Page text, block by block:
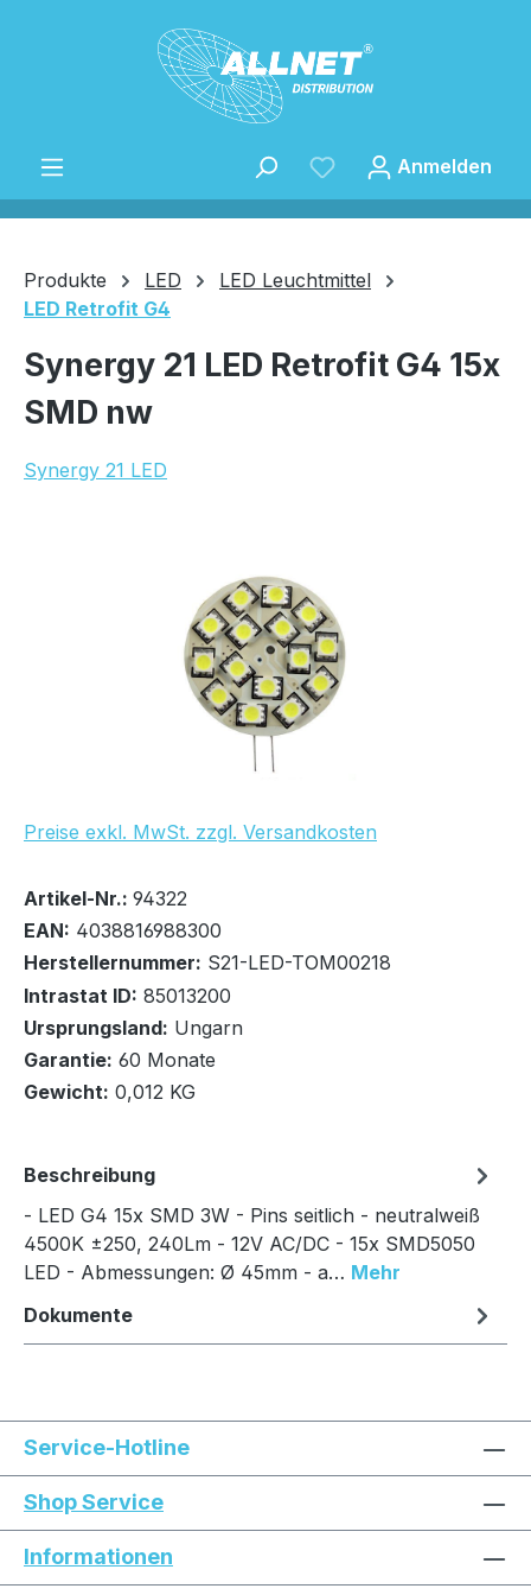
Zum Hauptinhalt springen
Speichern
Anmelden
Produkte LED
LED Leuchtmittel
LED Retrofit G4
Synergy 21 LED Retrofit G4 15x
SMD nw
Synergy 21 LED
UVP Netto: 4,12 €
Preise exkl. MwSt. zzgl. Versandkosten
Bestand:48x
Sofort verfügbar, Lieferzeit: 1-2 Tage
In den Warenkorb
Artikel-Nr.: 94322
EAN: 4038816988300
Herstellernummer: S21-LED-TOM00218
Intrastat ID: 85013200
Ursprungsland: Ungarn
Garantie: 60 Monate
Gewicht: 0,012 KG
Beschreibung
- LED G4 15x SMD 3W - Pins seitlich - neutralweiß
4500K ±250, 240Lm - 12V AC/DC - 15x SMD5050
LED - Abmessungen: Ø 45mm - a… Mehr
Dokumente
Service-Hotline
Shop Service
Informationen